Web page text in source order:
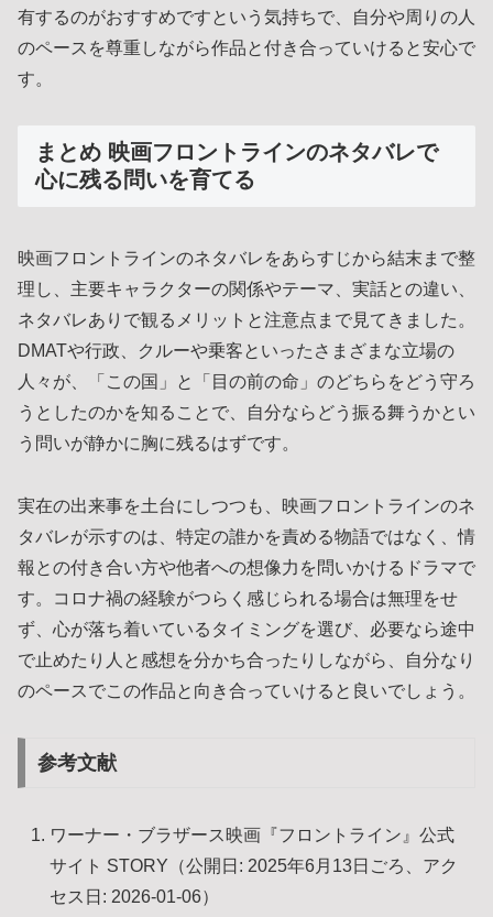
有するのがおすすめですという気持ちで、自分や周りの人
のペースを尊重しながら作品と付き合っていけると安心で
す。
まとめ 映画フロントラインのネタバレで
心に残る問いを育てる
映画フロントラインのネタバレをあらすじから結末まで整
理し、主要キャラクターの関係やテーマ、実話との違い、
ネタバレありで観るメリットと注意点まで見てきました。
DMATや行政、クルーや乗客といったさまざまな立場の
人々が、「この国」と「目の前の命」のどちらをどう守ろ
うとしたのかを知ることで、自分ならどう振る舞うかとい
う問いが静かに胸に残るはずです。
実在の出来事を土台にしつつも、映画フロントラインのネ
タバレが示すのは、特定の誰かを責める物語ではなく、情
報との付き合い方や他者への想像力を問いかけるドラマで
す。コロナ禍の経験がつらく感じられる場合は無理をせ
ず、心が落ち着いているタイミングを選び、必要なら途中
で止めたり人と感想を分かち合ったりしながら、自分なり
のペースでこの作品と向き合っていけると良いでしょう。
参考文献
ワーナー・ブラザース映画『フロントライン』公式
サイト STORY（公開日: 2025年6月13日ごろ、アク
セス日: 2026-01-06）